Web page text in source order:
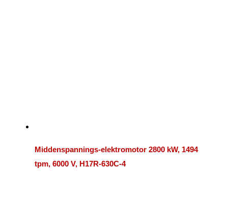
Middenspannings-elektromotor 2800 kW, 1494
tpm, 6000 V, H17R-630C-4